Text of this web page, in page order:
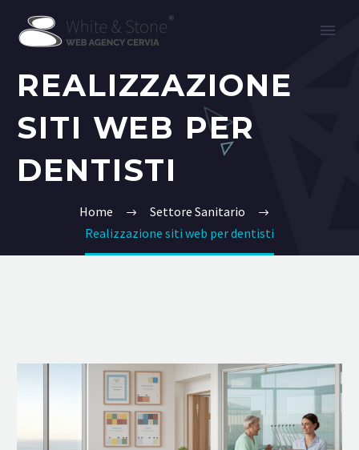
REALIZZAZIONE
SITI WEB PER
DENTISTI
Home
Settore Sanitario
Realizzazione siti web per dentisti